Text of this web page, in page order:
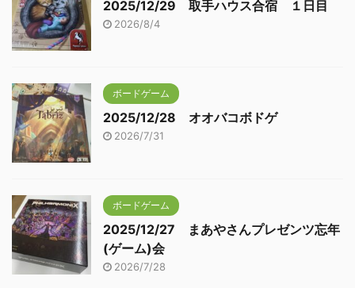
2025/12/29 取手ハウス合宿 １日目
2026/8/4
ボードゲーム
2025/12/28 オオバコボドゲ
2026/7/31
ボードゲーム
2025/12/27 まあやさんプレゼンツ忘年
(ゲーム)会
2026/7/28